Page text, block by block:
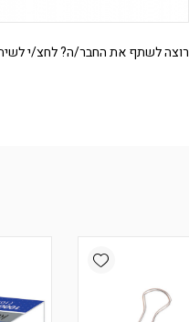
רוצה לשתף את החבר/ה? לחצ/י
Add wishlist